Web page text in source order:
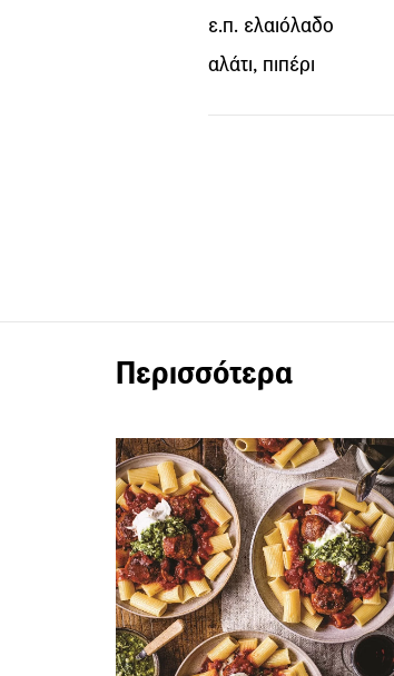
ε.π. ελαιόλαδο
αλάτι, πιπέρι
Περισσότερα